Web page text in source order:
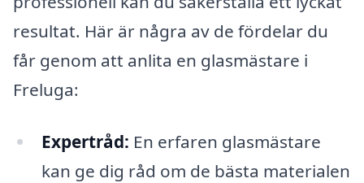
resultat. Här är några av de fördelar du
får genom att anlita en glasmästare i
Freluga:
Expertråd: En erfaren glasmästare
kan ge dig råd om de bästa materialen